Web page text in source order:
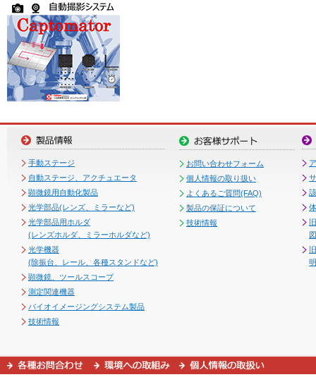
手動ステージ
自動ステージ、アクチュエータ
顕微鏡用自動化製品
光学部品(レンズ、ミラーなど)
光学部品用ホルダ
(レンズホルダ、ミラーホルダなど)
光学機器
(除振台、レール、各種スタンドなど)
顕微鏡、ツールスコープ
測定関連機器
バイオイメージングシステム製品
技術情報
お問い合わせフォーム
個人情報の取り扱い
よくあるご質問(FAQ)
製品の保証について
技術情報